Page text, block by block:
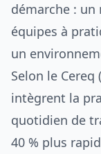
démarche : un
équipes à
un
Selon le
intègrent la
quotidien de
40 % plus